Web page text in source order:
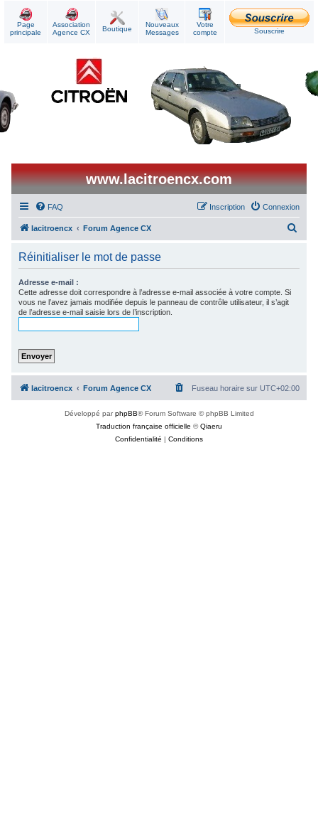
Page
principale
Association
Agence CX
Boutique
Nouveaux
Messages
Votre
compte
Souscrire
www.lacitroencx.com
FAQ Connexion
Inscription
lacitroencx Forum Agence CX
Réinitialiser le mot de passe
Adresse e-mail :
Cette adresse doit correspondre à l’adresse e-mail associée à votre compte. Si
vous ne l’avez jamais modifiée depuis le panneau de contrôle utilisateur, il s’agit
de l’adresse e-mail saisie lors de l’inscription.
lacitroencx Forum Agence CX Fuseau horaire sur UTC+02:00
Développé parphpBB® Forum Software © phpBB Limited
Traduction française officielle ©Qiaeru
Confidentialité | Conditions